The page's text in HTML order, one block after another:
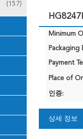
(157)
Minimum
Packaging
Payment
Place of
인증:
상세 정보